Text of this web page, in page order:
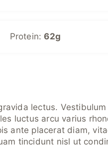
Protein:62g
lectus. Vestibulum
luctus arcu varius
ante placerat diam,
tincidunt nisl ut